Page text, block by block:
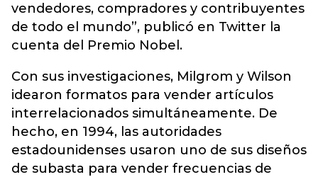
vendedores, compradores y contribuyentes
de todo el mundo”, publicó en Twitter la
cuenta del Premio Nobel.
Con sus investigaciones, Milgrom y Wilson
idearon formatos para vender artículos
interrelacionados simultáneamente. De
hecho, en 1994, las autoridades
estadounidenses usaron uno de sus diseños
de subasta para vender frecuencias de